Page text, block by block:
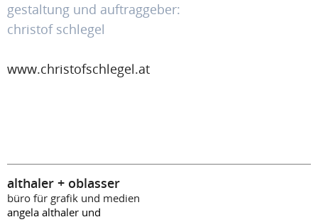
gestaltung und auftraggeber:
christof schlegel
www.christofschlegel.at
althaler + oblasser
büro für grafik und medien
angela althaler und